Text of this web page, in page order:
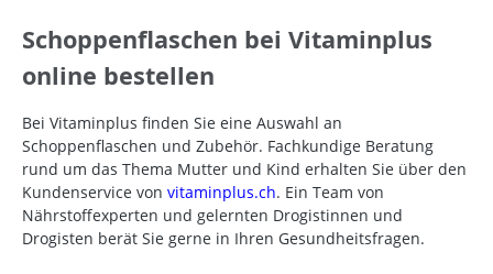
Schoppenflaschen bei Vitaminplus
online bestellen
Bei Vitaminplus finden Sie eine Auswahl an
Schoppenflaschen und Zubehör. Fachkundige Beratung
rund um das Thema Mutter und Kind erhalten Sie über den
Kundenservice von vitaminplus.ch. Ein Team von
Nährstoffexperten und gelernten Drogistinnen und
Drogisten berät Sie gerne in Ihren Gesundheitsfragen.